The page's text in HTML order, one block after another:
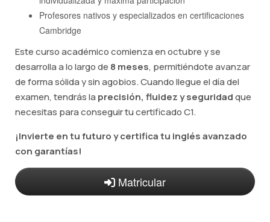
Profesores nativos y especializados en certificaciones
Cambridge
Este curso académico comienza en octubre y se
desarrolla a lo largo de 8 meses, permitiéndote avanzar
de forma sólida y sin agobios. Cuando llegue el día del
examen, tendrás la precisión, fluidez y seguridadque
necesitas para conseguir tu certificado C1.
¡Invierte en tu futuro y certifica tu inglés avanzado
con garantías!
Matricular